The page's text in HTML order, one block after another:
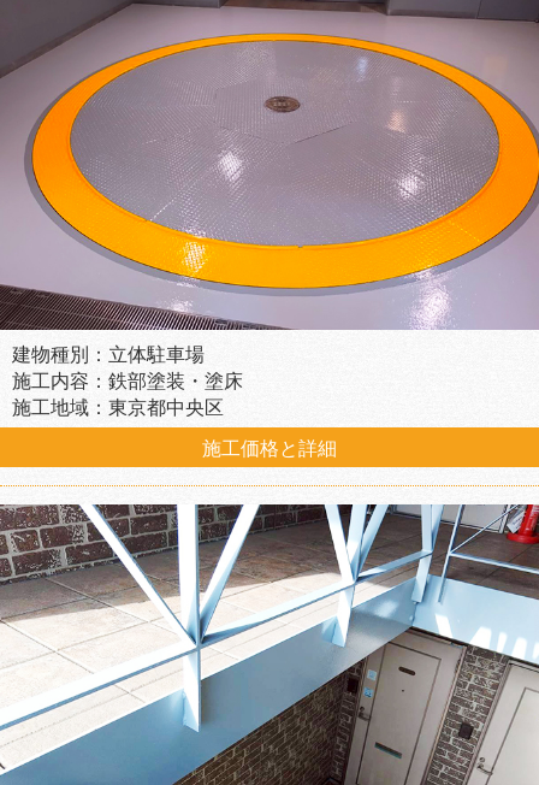
建物種別：立体駐車場
施工内容：鉄部塗装・塗床
施工地域：東京都中央区
施工価格と詳細